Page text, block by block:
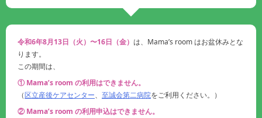
令和6年8月13日（火）〜16日（金） は、Mama’s room はお盆休みとな
ります。
この期間は、
① Mama’s room の利用はできません。
（区立産後ケアセンター、 至誠会第二病院をご利用ください。）
② Mama’s room の利用申込はできません。